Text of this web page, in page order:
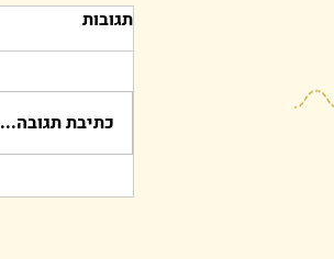
תגובות
כתיבת תגובה...